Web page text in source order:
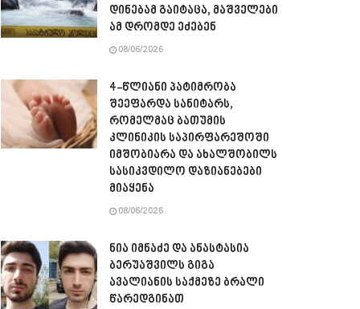
დინებამ გაიტაცა, მაშველები
ამ დრომდე ეძებენ
08/06/2026
4-წლიანი პატიმრობა
შეეფარდა სანიტარს,
რომელმაც ბათუმის
კლინიკის საპირფარეშოში
იმშობიარა და ახალშობილს
სასიკვდილო დაზიანებები
მიაყენა
08/06/2026
ნია იმნაძე და ანასტასია
ბერუაშვილს გიგა
ავალიანის საქმეზე ბრალი
წარედგინათ